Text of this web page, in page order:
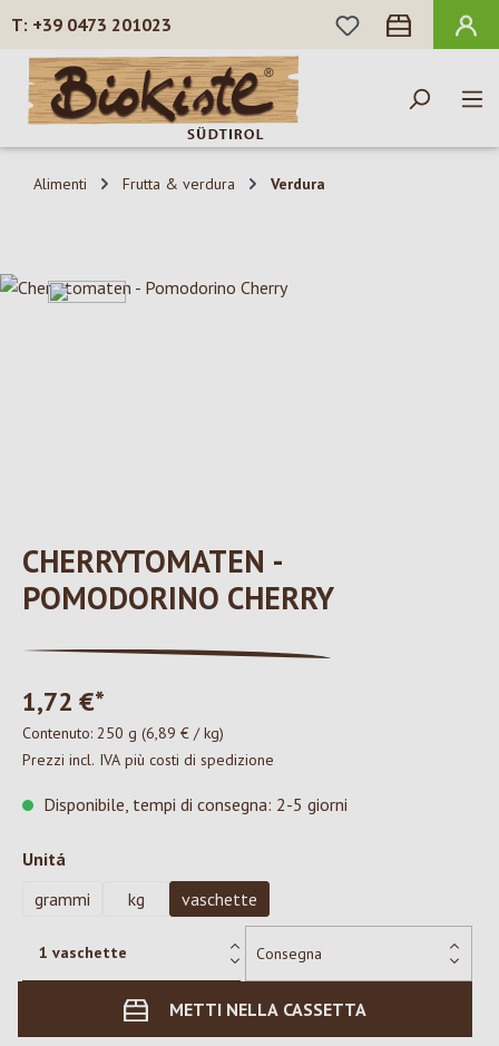
Passa al contenuto principale
+39 0473 201023
HAI 0 ARTICOLI
Alimenti Frutta & verdura Verdura
Salta la galleria di immagini
CHERRYTOMATEN -
POMODORINO CHERRY
1,72 €*
Contenuto: 250 g (6,89 € / kg)
Prezzi incl. IVA più costi di spedizione
Disponibile, tempi di consegna: 2-5 giorni
Seleziona
Unitá
grammi
kg vaschette
METTI NELLA CASSETTA